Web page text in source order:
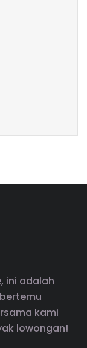
ini adalah
kami
lowongan!